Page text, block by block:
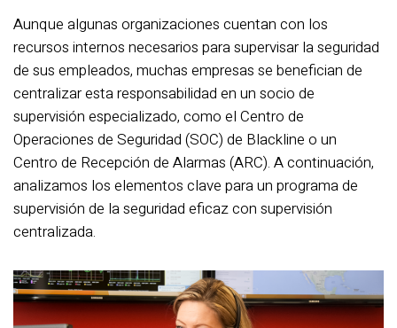
Aunque algunas organizaciones cuentan con los
recursos internos necesarios para supervisar la seguridad
de sus empleados, muchas empresas se benefician de
centralizar esta responsabilidad en un socio de
supervisión especializado, como el Centro de
Operaciones de Seguridad (SOC) de Blackline o un
Centro de Recepción de Alarmas (ARC). A continuación,
analizamos los elementos clave para un programa de
supervisión de la seguridad eficaz con supervisión
centralizada.